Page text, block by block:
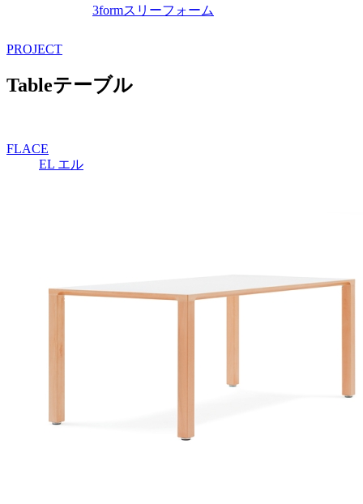
3formスリーフォーム
PROJECT
Tableテーブル
FLACE
EL エル